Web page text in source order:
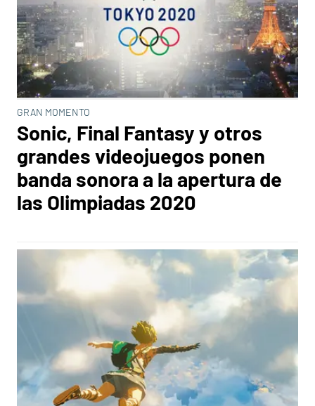
GRAN MOMENTO
Sonic, Final Fantasy y otros
grandes videojuegos ponen
banda sonora a la apertura de
las Olimpiadas 2020